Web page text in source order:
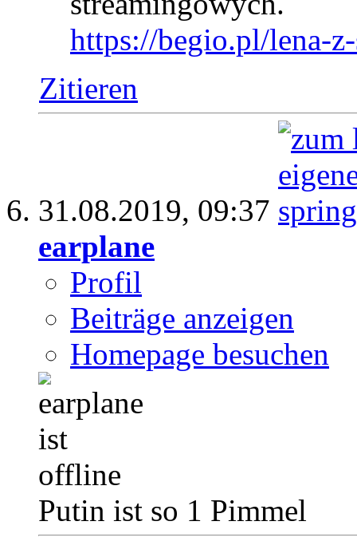
https://begio.pl/lena-
Zitieren
31.08.2019, 09:37
earplane
Profil
Beiträge anzeigen
Homepage besuchen
Putin ist so 1 Pimmel